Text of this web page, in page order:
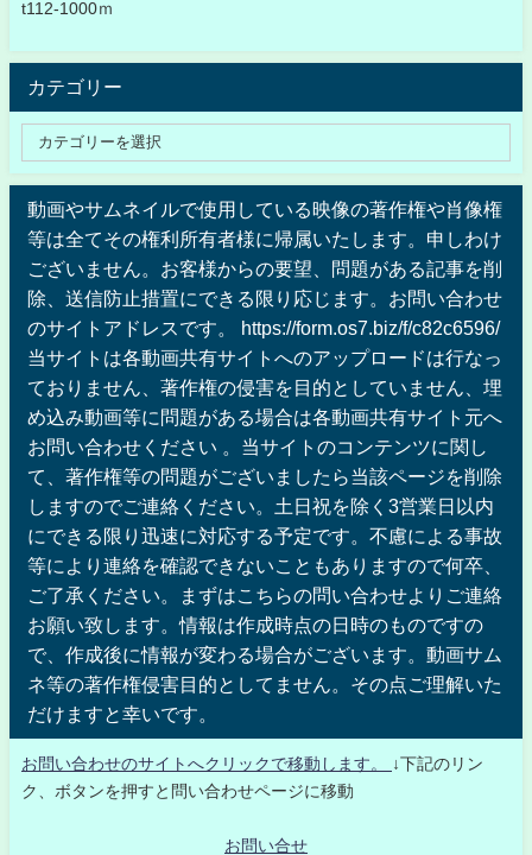
t112-1000ｍ
カテゴリー
動画やサムネイルで使用している映像の著作権や肖像権
等は全てその権利所有者様に帰属いたします。申しわけ
ございません。お客様からの要望、問題がある記事を削
除、送信防止措置にできる限り応じます。お問い合わせ
のサイトアドレスです。 https://form.os7.biz/f/c82c6596/
当サイトは各動画共有サイトへのアップロードは行なっ
ておりません、著作権の侵害を目的としていません、埋
め込み動画等に問題がある場合は各動画共有サイト元へ
お問い合わせください 。当サイトのコンテンツに関し
て、著作権等の問題がございましたら当該ページを削除
しますのでご連絡ください。土日祝を除く3営業日以内
にできる限り迅速に対応する予定です。不慮による事故
等により連絡を確認できないこともありますので何卒、
ご了承ください。まずはこちらの問い合わせよりご連絡
お願い致します。情報は作成時点の日時のものですの
で、作成後に情報が変わる場合がございます。動画サム
ネ等の著作権侵害目的としてません。その点ご理解いた
だけますと幸いです。
お問い合わせのサイトへクリックで移動します。
↓下記のリン
ク、ボタンを押すと問い合わせページに移動
お問い合せ